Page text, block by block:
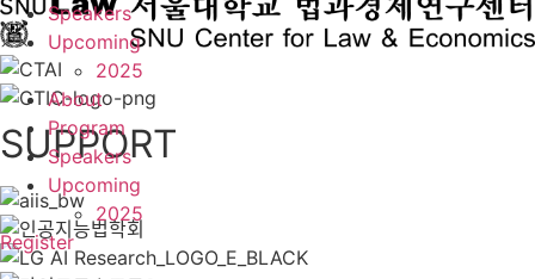
Speakers
Upcoming
2025
About
Program
Speakers
Upcoming
2025
Register
SUPPORT